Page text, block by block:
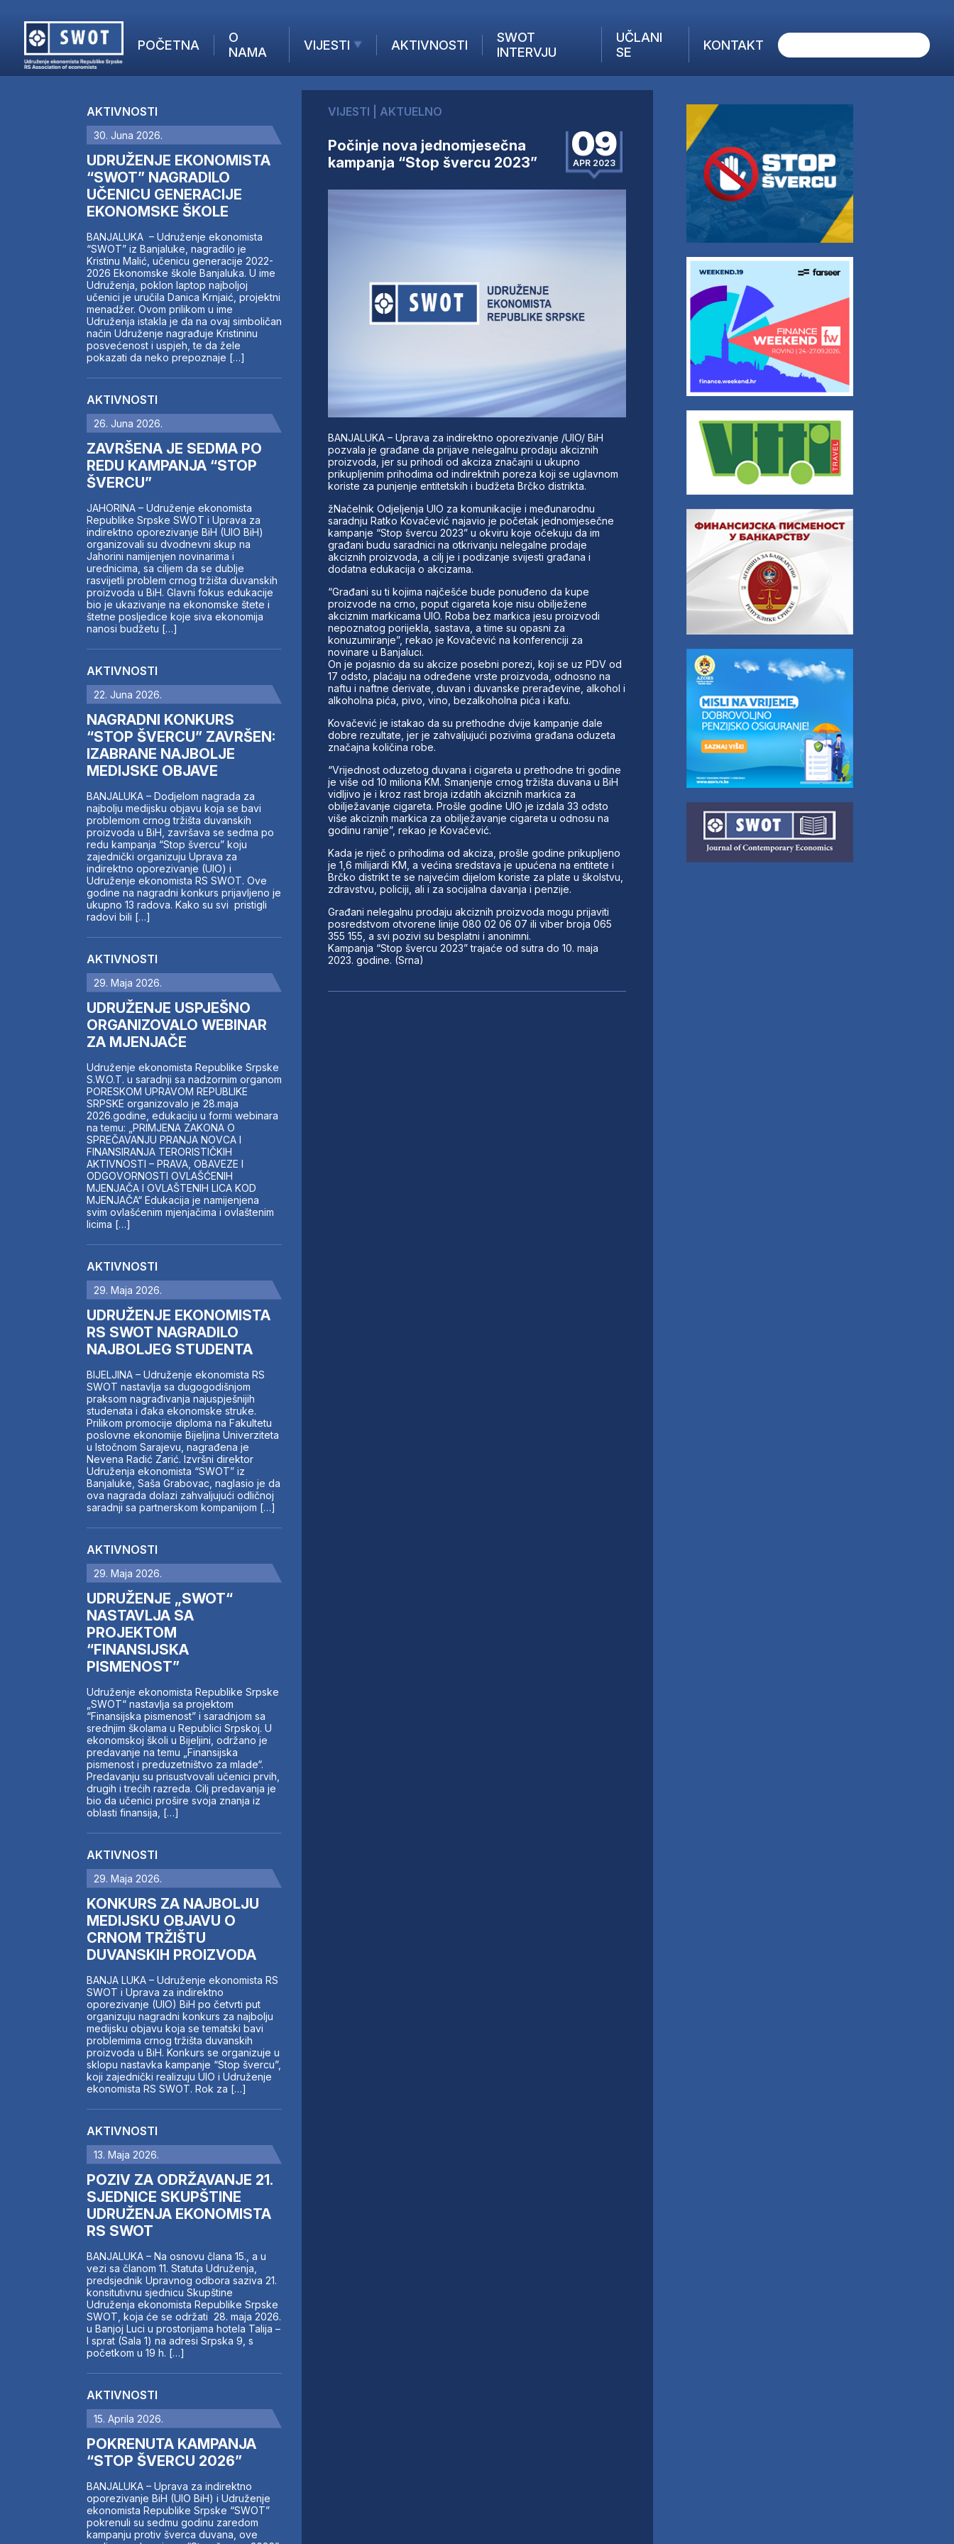
POČETNA
O
NAMA
VIJESTI
AKTUELNO
KOMPANIJE
FINANSIJE
IZ STRANIH MEDIJA
AKTIVNOSTI
SWOT
INTERVJU
UČLANI
SE
KONTAKT
AKTUELNO
ANALIZE
KOMPANIJE
FINANSIJE
IZ STRANIH MEDIJA
AKTIVNOSTI
SWOT INTERVJU
UČLANI SE
KONTAKT
AKTIVNOSTI
30. Juna 2026.
UDRUŽENJE EKONOMISTA
“SWOT” NAGRADILO
UČENICU GENERACIJE
EKONOMSKE ŠKOLE
BANJALUKA – Udruženje ekonomista
“SWOT” iz Banjaluke, nagradilo je
Kristinu Malić, učenicu generacije 2022-
2026 Ekonomske škole Banjaluka. U ime
Udruženja, poklon laptop najboljoj
učenici je uručila Danica Krnjaić, projektni
menadžer. Ovom prilikom u ime
Udruženja istakla je da na ovaj simboličan
način Udruženje nagrađuje Kristininu
posvećenost i uspjeh, te da žele
pokazati da neko prepoznaje […]
AKTIVNOSTI
26. Juna 2026.
ZAVRŠENA JE SEDMA PO
REDU KAMPANJA “STOP
ŠVERCU”
JAHORINA – Udruženje ekonomista
Republike Srpske SWOT i Uprava za
indirektno oporezivanje BiH (UIO BiH)
organizovali su dvodnevni skup na
Jahorini namijenjen novinarima i
urednicima, sa ciljem da se dublje
rasvijetli problem crnog tržišta duvanskih
proizvoda u BiH. Glavni fokus edukacije
bio je ukazivanje na ekonomske štete i
štetne posljedice koje siva ekonomija
nanosi budžetu […]
AKTIVNOSTI
22. Juna 2026.
NAGRADNI KONKURS
“STOP ŠVERCU” ZAVRŠEN:
IZABRANE NAJBOLJE
MEDIJSKE OBJAVE
BANJALUKA – Dodjelom nagrada za
najbolju medijsku objavu koja se bavi
problemom crnog tržišta duvanskih
proizvoda u BiH, završava se sedma po
redu kampanja “Stop švercu” koju
zajednički organizuju Uprava za
indirektno oporezivanje (UIO) i
Udruženje ekonomista RS SWOT. Ove
godine na nagradni konkurs prijavljeno je
ukupno 13 radova. Kako su svi pristigli
radovi bili […]
AKTIVNOSTI
29. Maja 2026.
UDRUŽENJE USPJEŠNO
ORGANIZOVALO WEBINAR
ZA MJENJAČE
Udruženje ekonomista Republike Srpske
S.W.O.T. u saradnji sa nadzornim organom
PORESKOM UPRAVOM REPUBLIKE
SRPSKE organizovalo je 28.maja
2026.godine, edukaciju u formi webinara
na temu: „PRIMJENA ZAKONA O
SPREČAVANJU PRANJA NOVCA I
FINANSIRANJA TERORISTIČKIH
AKTIVNOSTI – PRAVA, OBAVEZE I
ODGOVORNOSTI OVLAŠĆENIH
MJENJAČA I OVLAŠTENIH LICA KOD
MJENJAČA“ Edukacija je namijenjena
svim ovlašćenim mjenjačima i ovlaštenim
licima […]
AKTIVNOSTI
29. Maja 2026.
UDRUŽENJE EKONOMISTA
RS SWOT NAGRADILO
NAJBOLJEG STUDENTA
BIJELJINA – Udruženje ekonomista RS
SWOT nastavlja sa dugogodišnjom
praksom nagrađivanja najuspješnijih
studenata i đaka ekonomske struke.
Prilikom promocije diploma na Fakultetu
poslovne ekonomije Bijeljina Univerziteta
u Istočnom Sarajevu, nagrađena je
Nevena Radić Zarić. Izvršni direktor
Udruženja ekonomista “SWOT” iz
Banjaluke, Saša Grabovac, naglasio je da
ova nagrada dolazi zahvaljujući odličnoj
saradnji sa partnerskom kompanijom […]
AKTIVNOSTI
29. Maja 2026.
UDRUŽENJE „SWOT“
NASTAVLJA SA
PROJEKTOM
“FINANSIJSKA
PISMENOST”
Udruženje ekonomista Republike Srpske
„SWOT“ nastavlja sa projektom
“Finansijska pismenost” i saradnjom sa
srednjim školama u Republici Srpskoj. U
ekonomskoj školi u Bijeljini, održano je
predavanje na temu „Finansijska
pismenost i preduzetništvo za mlade“.
Predavanju su prisustvovali učenici prvih,
drugih i trećih razreda. Cilj predavanja je
bio da učenici prošire svoja znanja iz
oblasti finansija, […]
AKTIVNOSTI
29. Maja 2026.
KONKURS ZA NAJBOLJU
MEDIJSKU OBJAVU O
CRNOM TRŽIŠTU
DUVANSKIH PROIZVODA
BANJA LUKA – Udruženje ekonomista RS
SWOT i Uprava za indirektno
oporezivanje (UIO) BiH po četvrti put
organizuju nagradni konkurs za najbolju
medijsku objavu koja se tematski bavi
problemima crnog tržišta duvanskih
proizvoda u BiH. Konkurs se organizuje u
sklopu nastavka kampanje “Stop švercu”,
koji zajednički realizuju UIO i Udruženje
ekonomista RS SWOT. Rok za […]
AKTIVNOSTI
13. Maja 2026.
POZIV ZA ODRŽAVANJE 21.
SJEDNICE SKUPŠTINE
UDRUŽENJA EKONOMISTA
RS SWOT
BANJALUKA – Na osnovu člana 15., a u
vezi sa članom 11. Statuta Udruženja,
predsjednik Upravnog odbora saziva 21.
konsitutivnu sjednicu Skupštine
Udruženja ekonomista Republike Srpske
SWOT, koja će se održati 28. maja 2026.
u Banjoj Luci u prostorijama hotela Talija –
I sprat (Sala 1) na adresi Srpska 9, s
početkom u 19 h. […]
AKTIVNOSTI
15. Aprila 2026.
POKRENUTA KAMPANJA
“STOP ŠVERCU 2026”
BANJALUKA – Uprava za indirektno
oporezivanje BiH (UIO BiH) i Udruženje
ekonomista Republike Srpske “SWOT”
pokrenuli su sedmu godinu zaredom
kampanju protiv šverca duvana, ove
VIJESTI AKTUELNO
Počinje nova jednomjesečna
kampanja “Stop švercu 2023”
09
APR 2023
BANJALUKA – Uprava za indirektno oporezivanje /UIO/ BiH
pozvala je građane da prijave nelegalnu prodaju akciznih
proizvoda, jer su prihodi od akciza značajni u ukupno
prikupljenim prihodima od indirektnih poreza koji se uglavnom
koriste za punjenje entitetskih i budžeta Brčko distrikta.
žNačelnik Odjeljenja UIO za komunikacije i međunarodnu
saradnju Ratko Kovačević najavio je početak jednomjesečne
kampanje “Stop švercu 2023” u okviru koje očekuju da im
građani budu saradnici na otkrivanju nelegalne prodaje
akciznih proizvoda, a cilj je i podizanje svijesti građana i
dodatna edukacija o akcizama.
“Građani su ti kojima najčešće bude ponuđeno da kupe
proizvode na crno, poput cigareta koje nisu obilježene
akciznim markicama UIO. Roba bez markica jesu proizvodi
nepoznatog porijekla, sastava, a time su opasni za
konuzumiranje”, rekao je Kovačević na konferenciji za
novinare u Banjaluci.
On je pojasnio da su akcize posebni porezi, koji se uz PDV od
17 odsto, plaćaju na određene vrste proizvoda, odnosno na
naftu i naftne derivate, duvan i duvanske prerađevine, alkohol i
alkoholna pića, pivo, vino, bezalkoholna pića i kafu.
Kovačević je istakao da su prethodne dvije kampanje dale
dobre rezultate, jer je zahvaljujući pozivima građana oduzeta
značajna količina robe.
“Vrijednost oduzetog duvana i cigareta u prethodne tri godine
je više od 10 miliona KM. Smanjenje crnog tržišta duvana u BiH
vidljivo je i kroz rast broja izdatih akciznih markica za
obilježavanje cigareta. Prošle godine UIO je izdala 33 odsto
više akciznih markica za obilježavanje cigareta u odnosu na
godinu ranije”, rekao je Kovačević.
Kada je riječ o prihodima od akciza, prošle godine prikupljeno
je 1,6 milijardi KM, a većina sredstava je upućena na entitete i
Brčko distrikt te se najvećim dijelom koriste za plate u školstvu,
zdravstvu, policiji, ali i za socijalna davanja i penzije.
Građani nelegalnu prodaju akciznih proizvoda mogu prijaviti
posredstvom otvorene linije 080 02 06 07 ili viber broja 065
355 155, a svi pozivi su besplatni i anonimni.
Kampanja “Stop švercu 2023” trajaće od sutra do 10. maja
2023. godine. (Srna)